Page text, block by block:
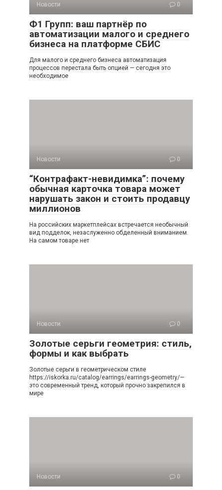
Новости 0
Ф1 Групп: ваш партнёр по
автоматизации малого и среднего
бизнеса на платформе СБИС
Для малого и среднего бизнеса автоматизация
процессов перестала быть опцией — сегодня это
необходимое
Новости 0
“Контрафакт-невидимка”: почему
обычная карточка товара может
нарушать закон и стоить продавцу
миллионов
На российских маркетплейсах встречается необычный
вид подделок, незаслуженно обделенный вниманием.
На самом товаре нет
Новости 0
Золотые серьги геометрия: стиль,
формы и как выбрать
Золотые серьги в геометрическом стиле
https://iskorka.ru/catalog/earrings/earrings-geometry/—
это современный тренд, который прочно закрепился в
мире
Новости 0